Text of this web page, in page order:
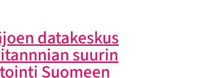
datakeskus
suurin
Suomeen